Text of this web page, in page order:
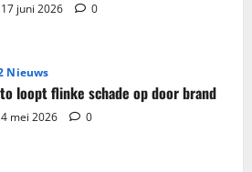
17 juni 2026 0
Nieuws
loopt flinke schade op door brand
4 mei 2026 0